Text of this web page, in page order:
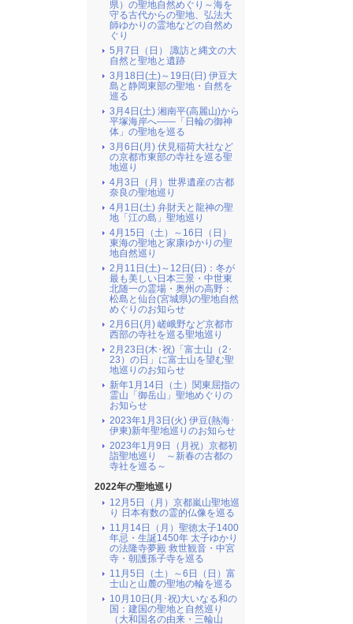
県）の聖地自然めぐり～海を
守る古代からの聖地、弘法大
師ゆかりの霊地などの自然め
ぐり
5月7日（日） 諏訪と縄文の大
自然と聖地と遺跡
3月18日(土)～19日(日) 伊豆大
島と静岡東部の聖地・自然を
巡る
3月4日(土) 湘南平(高麗山)から
平塚海岸へ――「日輪の御神
体」の聖地を巡る
3月6日(月) 伏見稲荷大社など
の京都市東部の寺社を巡る聖
地巡り
4月3日（月）世界遺産の古都
奈良の聖地巡り
4月1日(土) 弁財天と龍神の聖
地「江の島」聖地巡り
4月15日（土）～16日（日）
東海の聖地と家康ゆかりの聖
地自然巡り
2月11日(土)～12日(日)：冬が
最も美しい日本三景・中世東
北随一の霊場・奥州の高野：
松島と仙台(宮城県)の聖地自然
めぐりのお知らせ
2月6日(月) 嵯峨野など京都市
西部の寺社を巡る聖地巡り
2月23日(木･祝)「富士山（2･
23）の日」に富士山を望む聖
地巡りのお知らせ
新年1月14日（土）関東屈指の
霊山「御岳山」聖地めぐりの
お知らせ
2023年1月3日(火) 伊豆(熱海･
伊東)新年聖地巡りのお知らせ
2023年1月9日（月祝）京都初
詣聖地巡り ～新春の古都の
寺社を巡る～
2022年の聖地巡り
12月5日（月）京都嵐山聖地巡
り 日本有数の霊的仏像を巡る
11月14日（月）聖徳太子1400
年忌・生誕1450年 太子ゆかり
の法隆寺夢殿 救世観音・中宮
寺・朝護孫子寺を巡る
11月5日（土）～6日（日）富
士山と山麓の聖地の輪を巡る
10月10日(月･祝)大いなる和の
国：建国の聖地と自然巡り
（大和国名の由来・三輪山